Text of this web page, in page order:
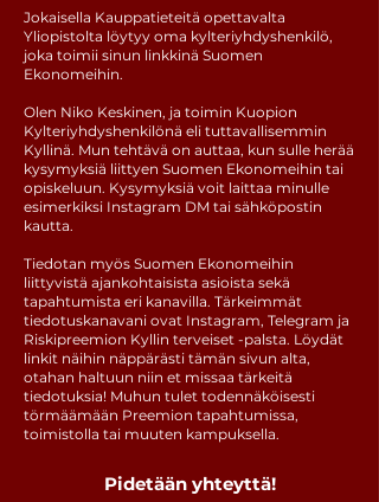
Jokaisella Kauppatieteitä opettavalta
Yliopistolta löytyy oma kylteriyhdyshenkilö,
joka toimii sinun linkkinä Suomen
Ekonomeihin.
Olen Niko Keskinen, ja toimin Kuopion
Kylteriyhdyshenkilönä eli tuttavallisemmin
Kyllinä. Mun tehtävä on auttaa, kun sulle herää
kysymyksiä liittyen Suomen Ekonomeihin tai
opiskeluun. Kysymyksiä voit laittaa minulle
esimerkiksi Instagram DM tai sähköpostin
kautta.
Tiedotan myös Suomen Ekonomeihin
liittyvistä ajankohtaisista asioista sekä
tapahtumista eri kanavilla. Tärkeimmät
tiedotuskanavani ovat Instagram, Telegram ja
Riskipreemion Kyllin terveiset -palsta. Löydät
linkit näihin näppärästi tämän sivun alta,
otahan haltuun niin et missaa tärkeitä
tiedotuksia! Muhun tulet todennäköisesti
törmäämään Preemion tapahtumissa,
toimistolla tai muuten kampuksella.
Pidetään yhteyttä!